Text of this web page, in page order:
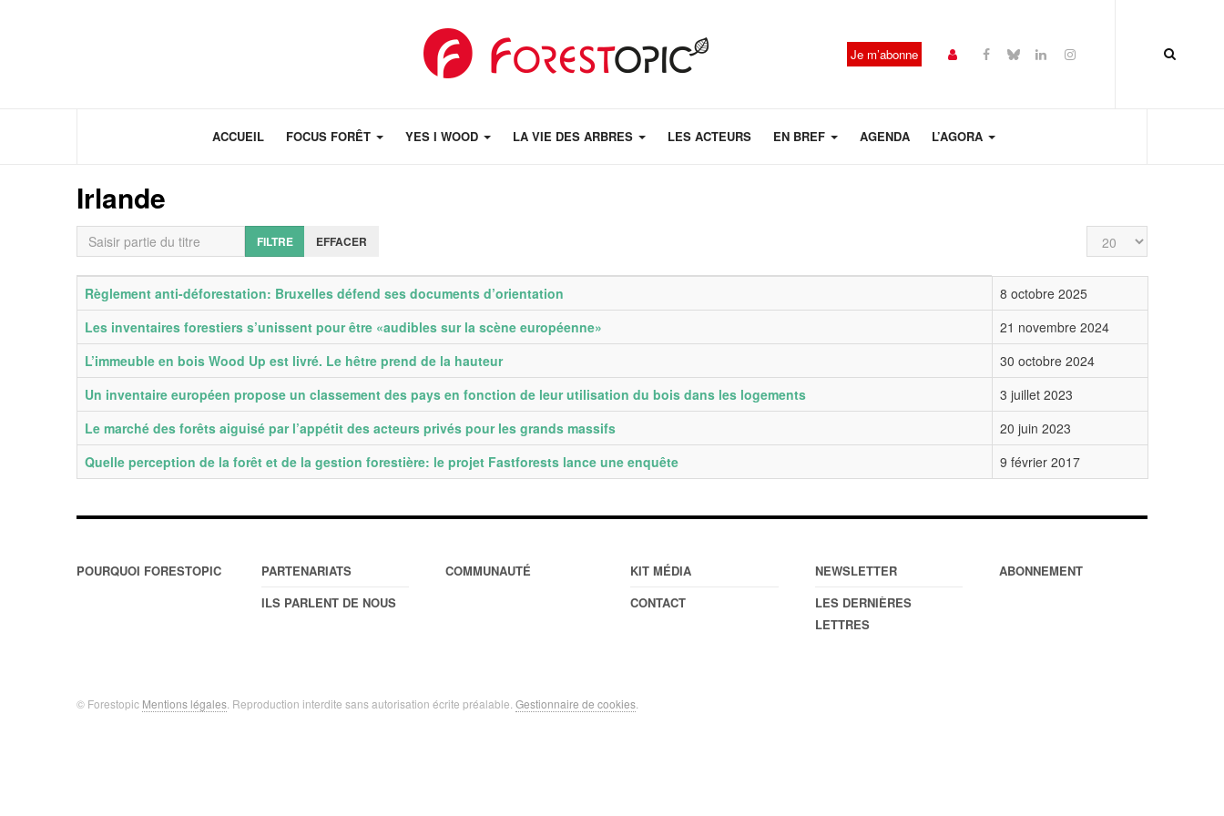
Je m’abonne
ACCUEIL FOCUS FORÊT YES I WOOD LA VIE DES ARBRES LES ACTEURS EN BREF AGENDA L’AGORA
Irlande
Saisir partie du titre FILTRE EFFACER Affichage #
Titre Date de publication
Règlement anti-déforestation: Bruxelles défend ses documents d’orientation
8 octobre 2025
Les inventaires forestiers s’unissent pour être «audibles sur la scène européenne»
21 novembre 2024
L’immeuble en bois Wood Up est livré. Le hêtre prend de la hauteur
30 octobre 2024
Un inventaire européen propose un classement des pays en fonction de leur utilisation du bois dans les logements
3 juillet 2023
Le marché des forêts aiguisé par l’appétit des acteurs privés pour les grands massifs
20 juin 2023
Quelle perception de la forêt et de la gestion forestière: le projet Fastforests lance une enquête
9 février 2017
POURQUOI FORESTOPIC
PARTENARIATS
ILS PARLENT DE NOUS
COMMUNAUTÉ
KIT MÉDIA
CONTACT
NEWSLETTER
LES DERNIÈRES
LETTRES
ABONNEMENT
© Forestopic Mentions légales . Reproduction interdite sans autorisation écrite préalable. Gestionnaire de cookies